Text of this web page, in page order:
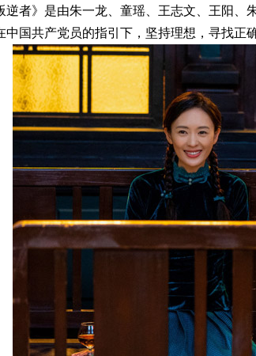
逆者》是由朱一龙、童瑶、王志文、王阳、
中国共产党员的指引下，坚持理想，寻找正